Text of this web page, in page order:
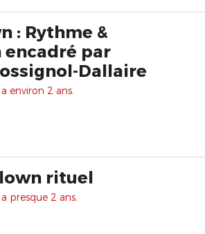
: Rythme &
encadré par
Dallaire
environ 2 ans.
rituel
presque 2 ans.